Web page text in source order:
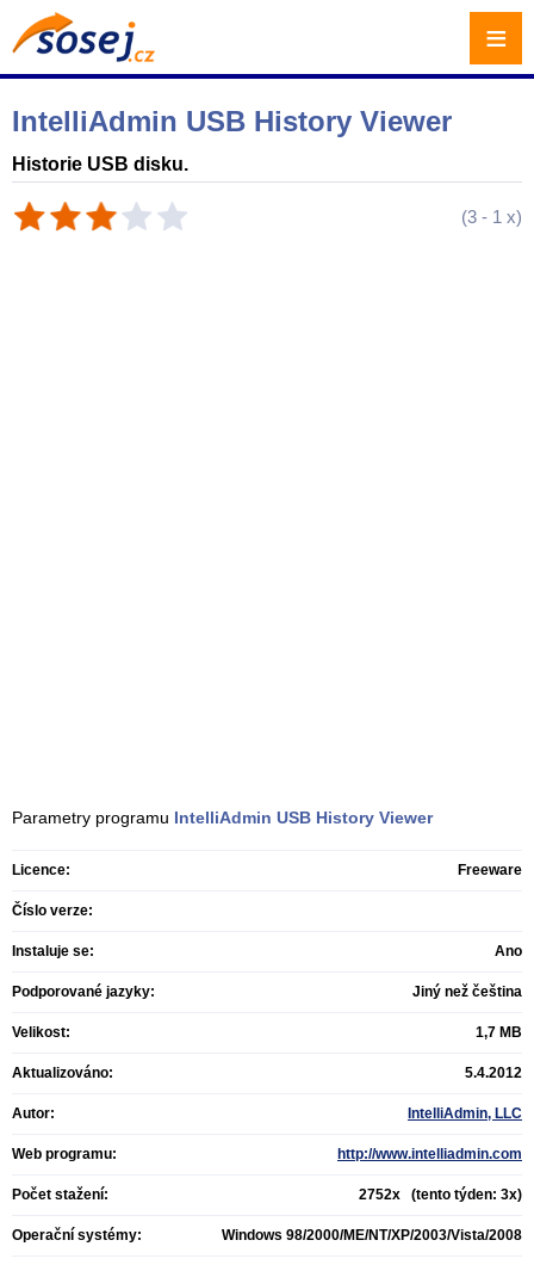
IntelliAdmin USB History Viewer
Historie USB disku.
(3 - 1 x)
Parametry programu IntelliAdmin USB History Viewer
Licence: Freeware
Číslo verze:
Instaluje se: Ano
Podporované jazyky: Jiný než čeština
Velikost: 1,7 MB
Aktualizováno: 5.4.2012
Autor: IntelliAdmin, LLC
Web programu: http://www.intelliadmin.com
Počet stažení: 2752x (tento týden: 3x)
Operační systémy: Windows 98/2000/ME/NT/XP/2003/Vista/2008
≡